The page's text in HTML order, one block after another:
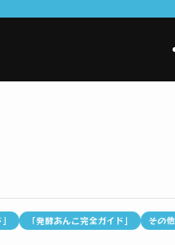
「発酵あんこ完全ガイド」 その他